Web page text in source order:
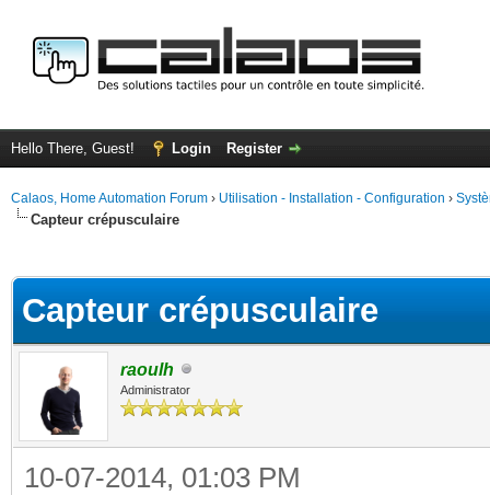
Hello There, Guest! Login Register
Calaos, Home Automation Forum › Utilisation - Installation - Configuration ›
Capteur crépusculaire
Capteur crépusculaire
raoulh
Administrator
10-07-2014, 01:03 PM